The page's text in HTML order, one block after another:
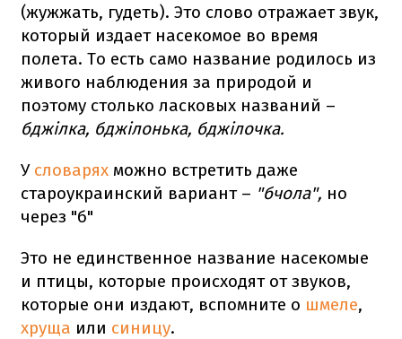
(жужжать, гудеть). Это слово отражает звук,
который издает насекомое во время
полета. То есть само название родилось из
живого наблюдения за природой и
поэтому столько ласковых названий –
бджілка, бджілонька, бджілочка.
У словарях можно встретить даже
староукраинский вариант – "бчола", но
через "б"
Это не единственное название насекомые
и птицы, которые происходят от звуков,
которые они издают, вспомните о шмеле,
хруща или синицу.